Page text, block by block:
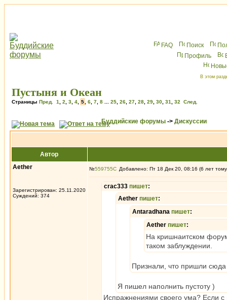
FAQ Поиск
Профиль
В этом
Пустыня и Океан
Страницы Пред. 1 2 3 4 5 6 7 8 25 26 27 28 29 30 31 32 След.
Буддийские форумы -> Дискуссии
Автор
Aether
Зарегистрирован: 25.11.2020
Суждений: 374
№559755 Добавлено: Пт 18 Дек 20, 08:16 (6 лет
crac333 пишет:
Aether пишет:
Antaradhana пишет:
Aether пишет:
На кришнаитском
таком заблуждении.
Признали, что пришли
Я пишел наполнить пустоту )
Испражнениями своего ума? Если